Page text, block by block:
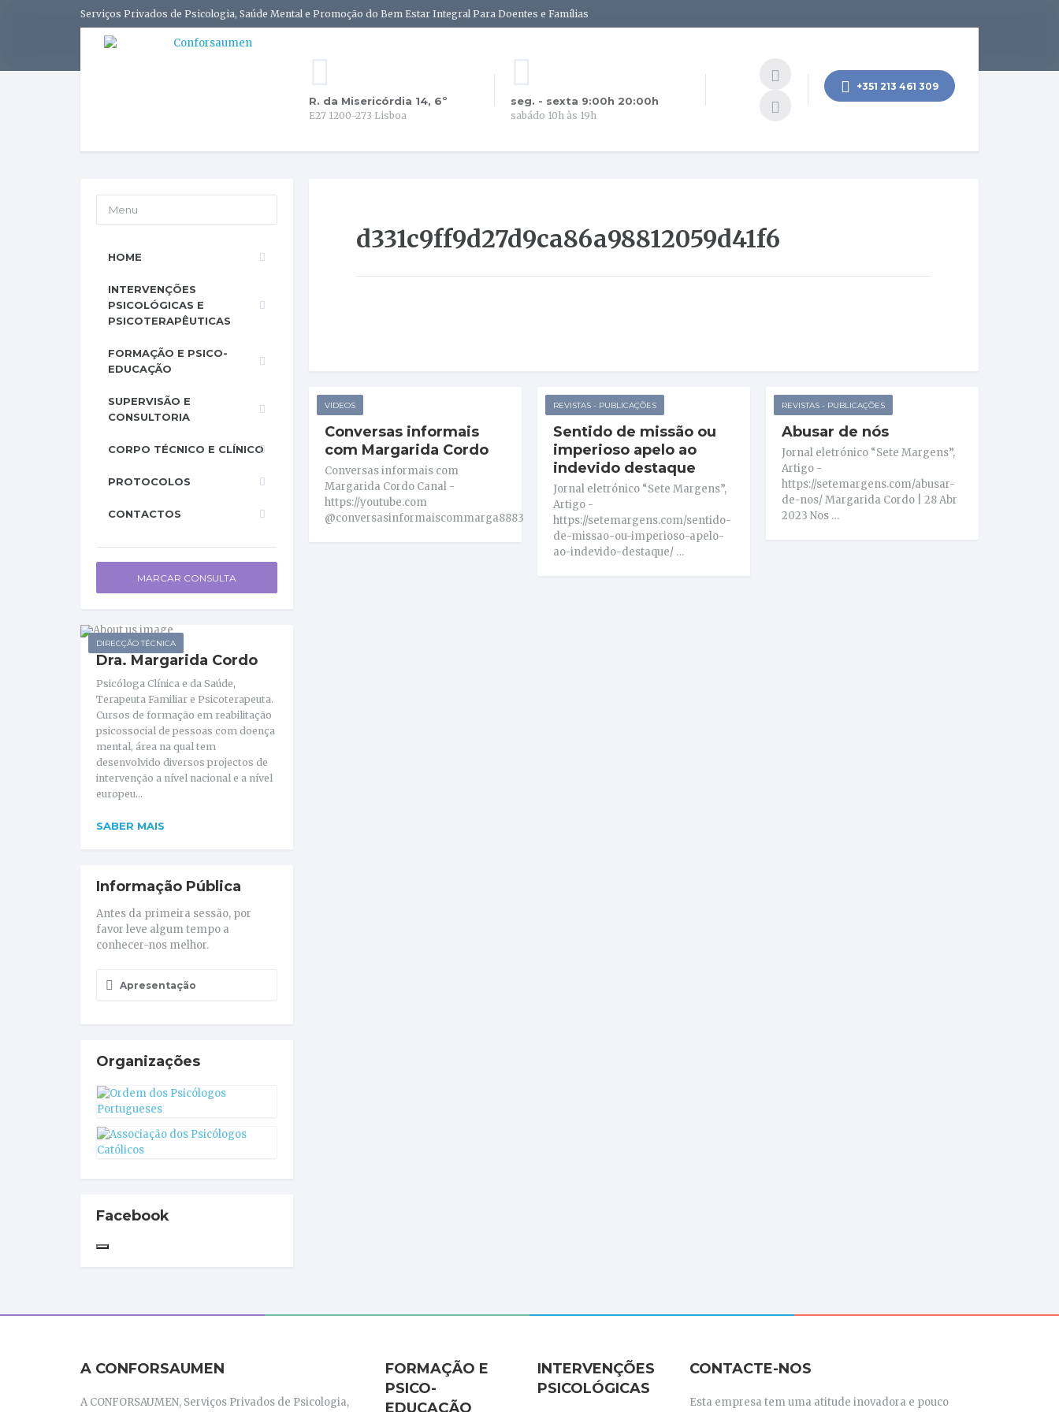
Serviços Privados de Psicologia, Saúde Mental e Promoção do Bem Estar Integral Para Doentes e Famílias
R. da Misericórdia 14, 6º
E27 1200-273 Lisboa
seg. - sexta 9:00h 20:00h
sabádo 10h às 19h
+351 213 461 309
d331c9ff9d27d9ca86a98812059d41f6
VIDEOS
Conversas informais
com Margarida Cordo
Conversas informais com
Margarida Cordo Canal -
https://youtube.com
@conversasinformaiscommarga8883
REVISTAS - PUBLICAÇÕES
Sentido de missão ou
imperioso apelo ao
indevido destaque
Jornal eletrónico “Sete Margens”,
Artigo -
https://setemargens.com/sentido-
de-missao-ou-imperioso-apelo-
ao-indevido-destaque/ …
REVISTAS - PUBLICAÇÕES
Abusar de nós
Jornal eletrónico “Sete Margens”,
Artigo -
https://setemargens.com/abusar-
de-nos/ Margarida Cordo | 28 Abr
2023 Nos …
Menu
HOME
INTERVENÇÕES
PSICOLÓGICAS E
PSICOTERAPÊUTICAS
FORMAÇÃO E PSICO-
EDUCAÇÃO
SUPERVISÃO E
CONSULTORIA
CORPO TÉCNICO E CLÍNICO
PROTOCOLOS
CONTACTOS
MARCAR CONSULTA
DIRECÇÃO TÉCNICA
Dra. Margarida Cordo
Psicóloga Clínica e da Saúde,
Terapeuta Familiar e Psicoterapeuta.
Cursos de formação em reabilitação
psicossocial de pessoas com doença
mental, área na qual tem
desenvolvido diversos projectos de
intervenção a nível nacional e a nível
europeu...
SABER MAIS
Informação Pública
Antes da primeira sessão, por
favor leve algum tempo a
conhecer-nos melhor.
Apresentação
Organizações
Facebook
A CONFORSAUMEN
A CONFORSAUMEN, Serviços Privados de Psicologia,
FORMAÇÃO E
PSICO-
EDUCAÇÃO
INTERVENÇÕES
PSICOLÓGICAS
CONTACTE-NOS
Esta empresa tem uma atitude inovadora e pouco